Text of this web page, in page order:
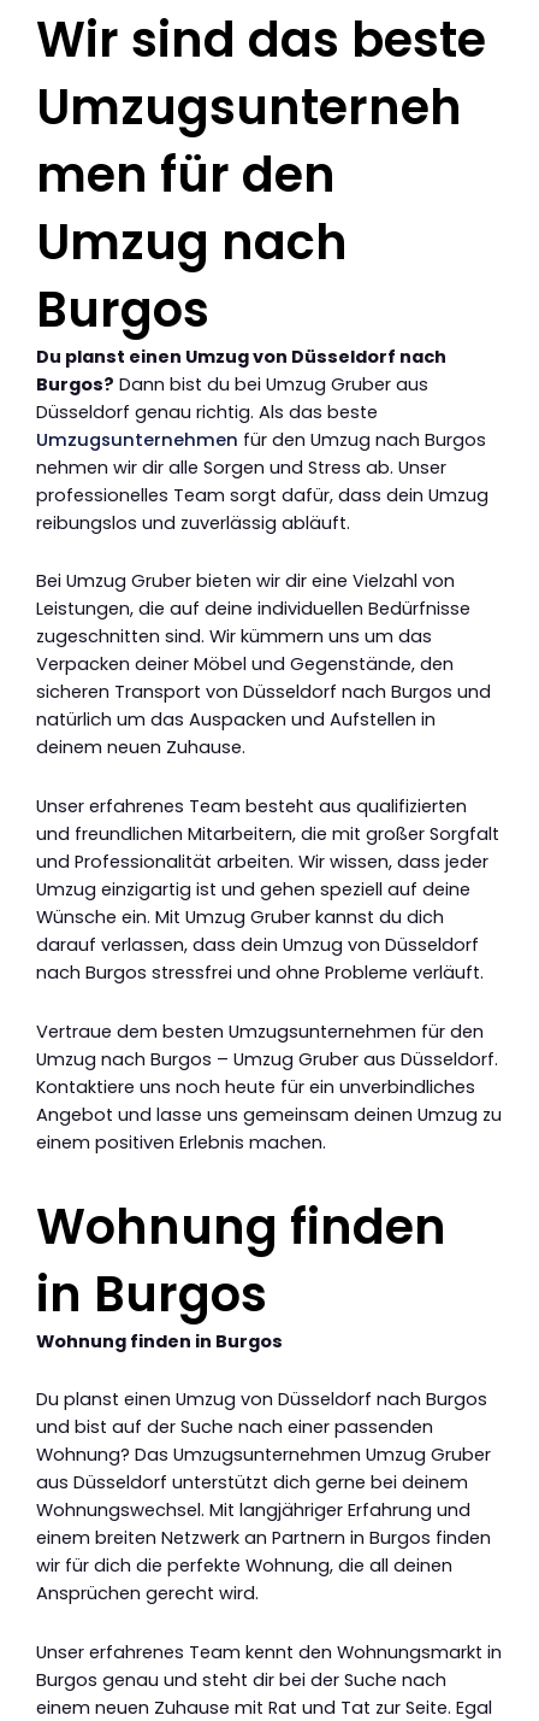
Wir sind das beste
Umzugsunterneh
men für den
Umzug nach
Burgos
Du planst einen Umzug von Düsseldorf nach
Burgos? Dann bist du bei Umzug Gruber aus
Düsseldorf genau richtig. Als das beste
Umzugsunternehmen für den Umzug nach Burgos
nehmen wir dir alle Sorgen und Stress ab. Unser
professionelles Team sorgt dafür, dass dein Umzug
reibungslos und zuverlässig abläuft.
Bei Umzug Gruber bieten wir dir eine Vielzahl von
Leistungen, die auf deine individuellen Bedürfnisse
zugeschnitten sind. Wir kümmern uns um das
Verpacken deiner Möbel und Gegenstände, den
sicheren Transport von Düsseldorf nach Burgos und
natürlich um das Auspacken und Aufstellen in
deinem neuen Zuhause.
Unser erfahrenes Team besteht aus qualifizierten
und freundlichen Mitarbeitern, die mit großer Sorgfalt
und Professionalität arbeiten. Wir wissen, dass jeder
Umzug einzigartig ist und gehen speziell auf deine
Wünsche ein. Mit Umzug Gruber kannst du dich
darauf verlassen, dass dein Umzug von Düsseldorf
nach Burgos stressfrei und ohne Probleme verläuft.
Vertraue dem besten Umzugsunternehmen für den
Umzug nach Burgos – Umzug Gruber aus Düsseldorf.
Kontaktiere uns noch heute für ein unverbindliches
Angebot und lasse uns gemeinsam deinen Umzug zu
einem positiven Erlebnis machen.
Wohnung finden
in Burgos
Wohnung finden in Burgos
Du planst einen Umzug von Düsseldorf nach Burgos
und bist auf der Suche nach einer passenden
Wohnung? Das Umzugsunternehmen Umzug Gruber
aus Düsseldorf unterstützt dich gerne bei deinem
Wohnungswechsel. Mit langjähriger Erfahrung und
einem breiten Netzwerk an Partnern in Burgos finden
wir für dich die perfekte Wohnung, die all deinen
Ansprüchen gerecht wird.
Unser erfahrenes Team kennt den Wohnungsmarkt in
Burgos genau und steht dir bei der Suche nach
einem neuen Zuhause mit Rat und Tat zur Seite. Egal